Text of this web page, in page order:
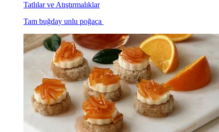
Tatlılar ve Atıştırmalıklar
Tam buğday unlu poğaça